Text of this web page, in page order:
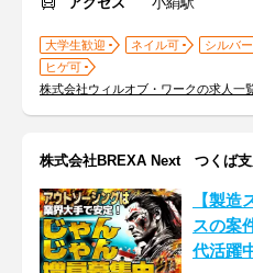
大学生歓迎 ネイル可 シルバ
ヒゲ可
株式会社ウィルオブ・ワークの求人一
株式会社BREXA Next つくば
【製造
スの案
代活躍